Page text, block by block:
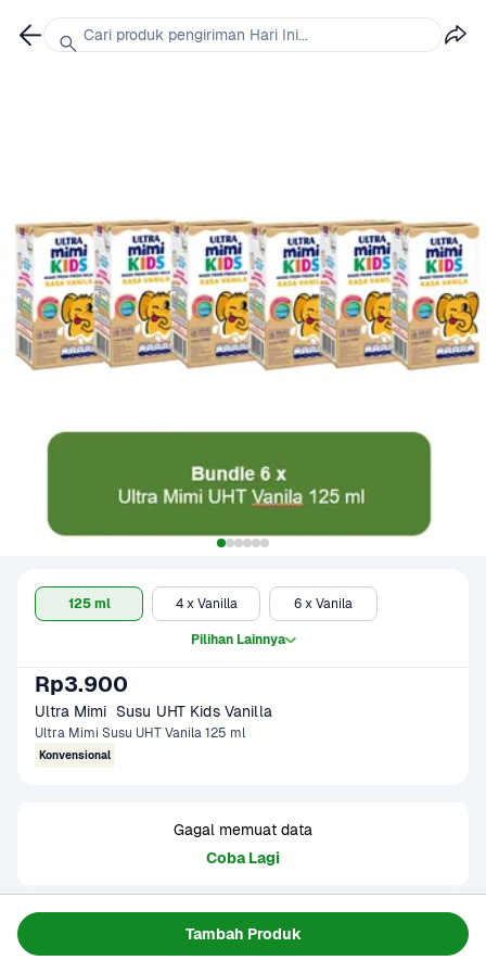
Tambah Produk
125 ml 4 x Vanilla 6 x Vanila
Pilihan Lainnya
Rp3.900
Ultra Mimi  Susu UHT Kids Vanilla
Ultra Mimi Susu UHT Vanila 125 ml
Konvensional
Gagal memuat data
Coba Lagi
Informasi Produk
Ultra Mimi Susu UHT Kids 125 ml adalah susu cair siap
Cari produk pengiriman Hari Ini...